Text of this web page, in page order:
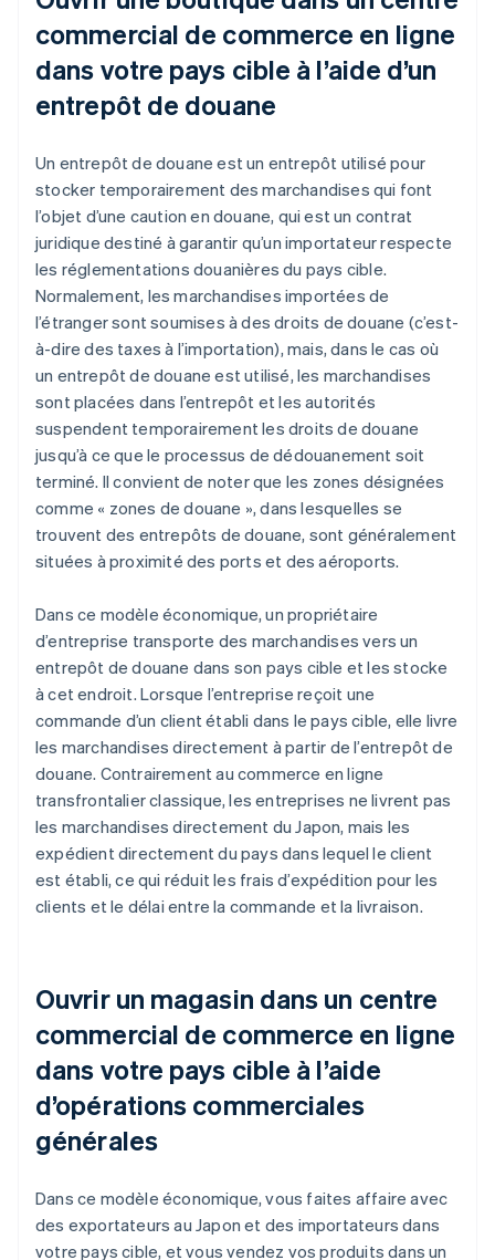
commercial de commerce en ligne
dans votre pays cible à l’aide d’un
entrepôt de douane
Un entrepôt de douane est un entrepôt utilisé pour
stocker temporairement des marchandises qui font
l’objet d’une caution en douane, qui est un contrat
juridique destiné à garantir qu’un importateur respecte
les réglementations douanières du pays cible.
Normalement, les marchandises importées de
l’étranger sont soumises à des droits de douane (c’est-
à-dire des taxes à l’importation), mais, dans le cas où
un entrepôt de douane est utilisé, les marchandises
sont placées dans l’entrepôt et les autorités
suspendent temporairement les droits de douane
jusqu’à ce que le processus de dédouanement soit
terminé. Il convient de noter que les zones désignées
comme « zones de douane », dans lesquelles se
trouvent des entrepôts de douane, sont généralement
situées à proximité des ports et des aéroports.
Dans ce modèle économique, un propriétaire
d’entreprise transporte des marchandises vers un
entrepôt de douane dans son pays cible et les stocke
à cet endroit. Lorsque l’entreprise reçoit une
commande d’un client établi dans le pays cible, elle livre
les marchandises directement à partir de l’entrepôt de
douane. Contrairement au commerce en ligne
transfrontalier classique, les entreprises ne livrent pas
les marchandises directement du Japon, mais les
expédient directement du pays dans lequel le client
est établi, ce qui réduit les frais d’expédition pour les
clients et le délai entre la commande et la livraison.
Ouvrir un magasin dans un centre
commercial de commerce en ligne
dans votre pays cible à l’aide
d’opérations commerciales
générales
Dans ce modèle économique, vous faites affaire avec
des exportateurs au Japon et des importateurs dans
votre pays cible, et vous vendez vos produits dans un